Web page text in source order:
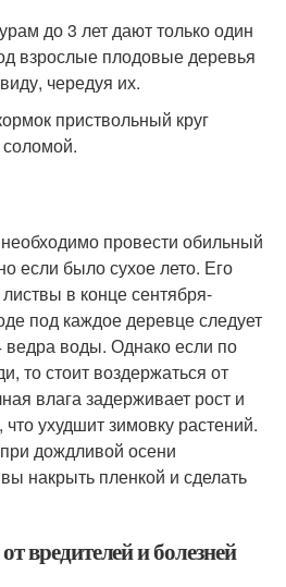
до 3 лет дают только один
взрослые плодовые деревья
чередуя их.
приствольный круг
провести обильный
если было сухое лето. Его
в конце сентября-
под каждое деревце следует
воды. Однако если по
то стоит воздержаться от
влага задерживает рост и
ухудшит зимовку растений.
дождливой осени
накрыть пленкой и сделать
вредителей и болезней